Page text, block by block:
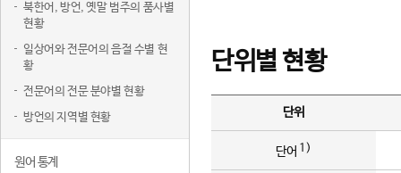
북한어, 방언, 옛말 범주의 품사별
현황
일상어와 전문어의 음절 수별 현
황
전문어의 전문 분야별 현황
방언의 지역별 현황
원어 통계
단위별 현황
단위
단어 1)